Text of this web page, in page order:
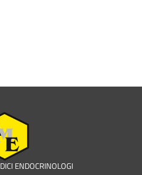
ENDOCRINOLOGI